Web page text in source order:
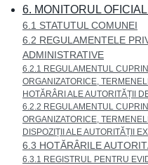
6. MONITORUL
6.1 STATUTUL COMUNEI
6.2 REGULAMENTELE
ADMINISTRATIVE
6.2.1 REGULAMENTUL
ORGANIZATORICE,
HOTĂRÂRI ALE AUTORITĂȚII
6.2.2 REGULAMENTUL
ORGANIZATORICE,
DISPOZIȚII ALE AUTORITĂȚII
6.3 HOTĂRÂRILE
6.3.1 REGISTRUL PENTRU